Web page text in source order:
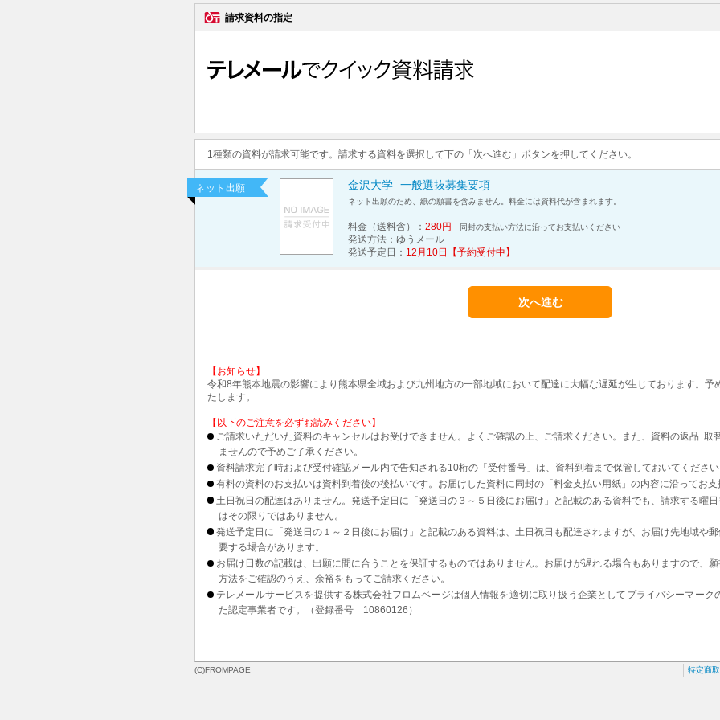
請求資料の指定
1種類の資料が請求可能です。請求する資料を選択して下の「次へ進む」ボタンを押してください。
ネット出願 金沢大学 一般選抜募集要項
ネット出願のため、紙の願書を含みません。料金には資料代が含まれます。
料金（送料含）： 280円 同封の支払い方法に沿ってお支払いください
発送方法： ゆうメール
発送予定日： 12月10日【予約受付中】
【お知らせ】
令和8年熊本地震の影響により熊本県全域および九州地方の一部地域において配達に大幅な遅延が生じております。予
たします。
【以下のご注意を必ずお読みください】
ご請求いただいた資料のキャンセルはお受けできません。よくご確認の上、ご請求ください。また、資料の返品･取
ませんので予めご了承ください。
資料請求完了時および受付確認メール内で告知される10桁の「受付番号」は、資料到着まで保管しておいてくださ
有料の資料のお支払いは資料到着後の後払いです。お届けした資料に同封の「料金支払い用紙」の内容に沿ってお
土日祝日の配達はありません。発送予定日に「発送日の３～５日後にお届け」と記載のある資料でも、請求する曜
はその限りではありません。
発送予定日に「発送日の１～２日後にお届け」と記載のある資料は、土日祝日も配達されますが、お届け先地域や
要する場合があります。
お届け日数の記載は、出願に間に合うことを保証するものではありません。お届けが遅れる場合もありますので、
方法をご確認のうえ、余裕をもってご請求ください。
テレメールサービスを提供する株式会社フロムページは個人情報を適切に取り扱う企業としてプライバシーマーク
た認定事業者です。（登録番号 10860126）
(C)FROMPAGE 特定商